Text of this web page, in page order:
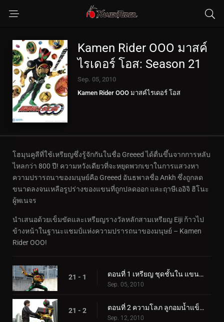
Kamen Rider OOO มาสค์
ไรเดอร์ โอส: Season 21
Sep. 05, 2010
Kamen Rider OOO มาสค์ไรเดอร์ โอส
โฮมุนคูลีที่ใช้เหรียญซึ่งรู้จักกันในชื่อ Greeed ได้ตื่นขึ้นจากการหลับ
ไหลกว่า 800 ปี! ความหวังเดียวที่จะหยุดพวกเขาในการแสวงหา
ความปรารถนาของมนุษย์คือ Greeed อันธพาลชื่อ Ankh ซึ่งถูกลด
ขนาดลงจนเหลือรูปร่างของแขนที่ถูกปลดออก และฤาษีเออิจิ ฮิโนะ
ผู้พเนจร
นำเสนอด้วยเข็มขัดและเหรียญรางวัลหลักสามเหรียญ Eiji ก้าวไป
ข้างหน้าในฐานะแชมป์แห่งความปรารถนาของมนุษย์ – Kamen
Rider OOO!
21 - 1 ตอนที่ 1 เหรียญ ชุดชั้นใน แขนลึกลับ
Sep. 05, 2010
21 - 2 ตอนที่ 2 ความโลภ ลูกอมน้ำแข็ง ของขวัญ
Sep. 12, 2010